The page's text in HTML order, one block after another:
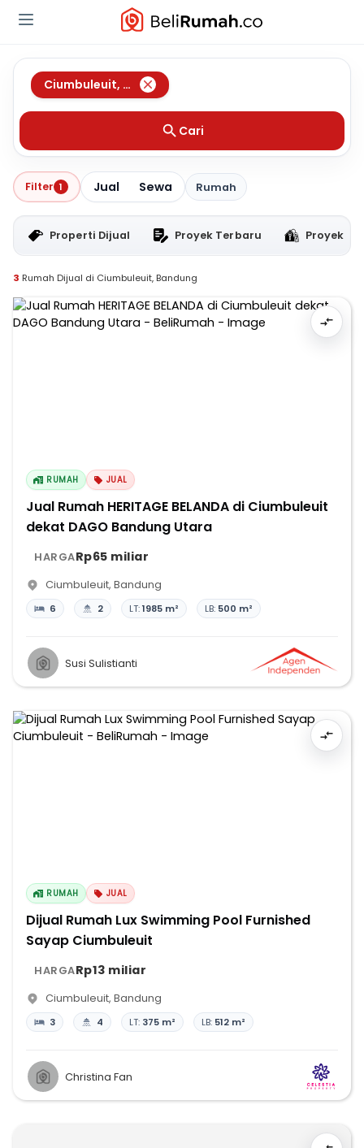
Ciumbuleuit, Bandung
Cari
Filter 1 Jual Sewa Rumah
Properti Dijual Proyek Terbaru Proyek
3 Rumah Dijual di Ciumbuleuit, Bandung
RUMAH JUAL
Jual Rumah HERITAGE BELANDA di Ciumbuleuit
dekat DAGO Bandung Utara
HARGARp65 miliar
Ciumbuleuit, Bandung
6 2 LT:1985 m² LB: 500 m²
Susi Sulistianti
RUMAH JUAL
Dijual Rumah Lux Swimming Pool Furnished
Sayap Ciumbuleuit
HARGARp13 miliar
Ciumbuleuit, Bandung
3 4 LT: 375 m² LB: 512 m²
Christina Fan